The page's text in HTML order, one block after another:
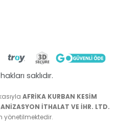
saklıdır.
AFRİKA KURBAN KESİM
İTHALAT VE İHR. LTD.
yönetilmektedir.